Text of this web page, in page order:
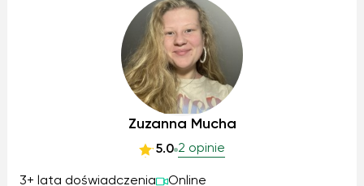
Zuzanna Mucha
5.0 2 opinie
3+ lata doświadczenia Online